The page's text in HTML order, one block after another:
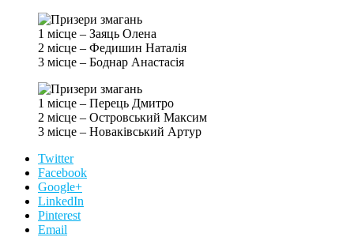
1 місце – Заяць Олена
2 місце – Федишин Наталія
3 місце – Боднар Анастасія
1 місце – Перець Дмитро
2 місце – Островський Максим
3 місце – Новаківський Артур
Twitter
Facebook
Google+
LinkedIn
Pinterest
Email